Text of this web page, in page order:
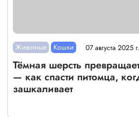
Животные Кошки 07 августа 2025
Тёмная шерсть
— как спасти питомца,
зашкаливает